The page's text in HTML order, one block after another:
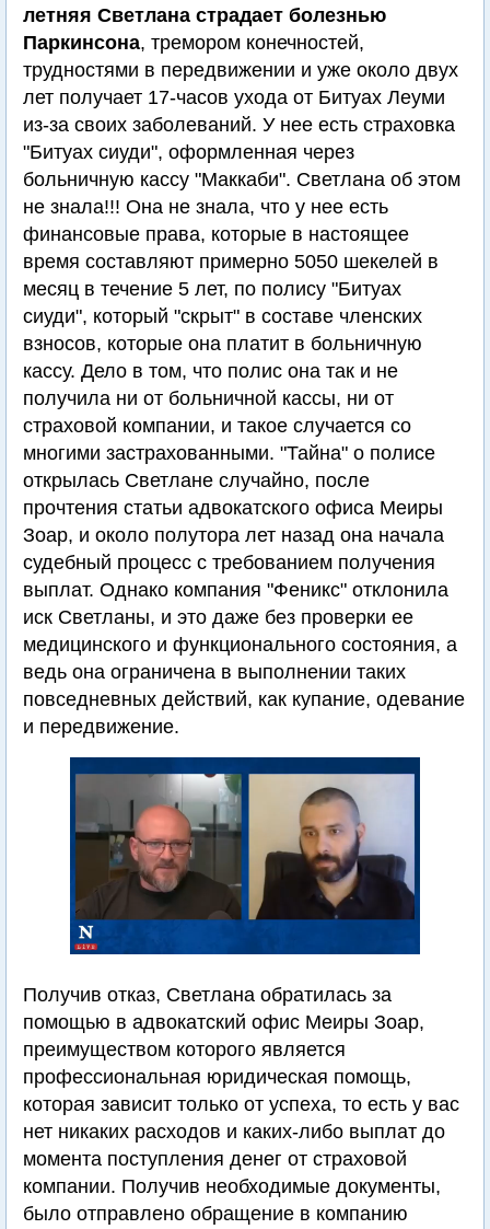
летняя Светлана страдает болезнью
Паркинсона, тремором конечностей,
трудностями в передвижении и уже около двух
лет получает 17-часов ухода от Битуах Леуми
из-за своих заболеваний. У нее есть страховка
"Битуах сиуди", оформленная через
больничную кассу "Маккаби". Светлана об этом
не знала!!! Она не знала, что у нее есть
финансовые права, которые в настоящее
время составляют примерно 5050 шекелей в
месяц в течение 5 лет, по полису "Битуах
сиуди", который "скрыт" в составе членских
взносов, которые она платит в больничную
кассу. Дело в том, что полис она так и не
получила ни от больничной кассы, ни от
страховой компании, и такое случается со
многими застрахованными. "Тайна" о полисе
открылась Светлане случайно, после
прочтения статьи адвокатского офиса Меиры
Зоар, и около полутора лет назад она начала
судебный процесс с требованием получения
выплат. Однако компания "Феникс" отклонила
иск Светланы, и это даже без проверки ее
медицинского и функционального состояния, а
ведь она ограничена в выполнении таких
повседневных действий, как купание, одевание
и передвижение.
Получив отказ, Светлана обратилась за
помощью в адвокатский офис Меиры Зоар,
преимуществом которого является
профессиональная юридическая помощь,
которая зависит только от успеха, то есть у вас
нет никаких расходов и каких-либо выплат до
момента поступления денег от страховой
компании. Получив необходимые документы,
было отправлено обращение в компанию